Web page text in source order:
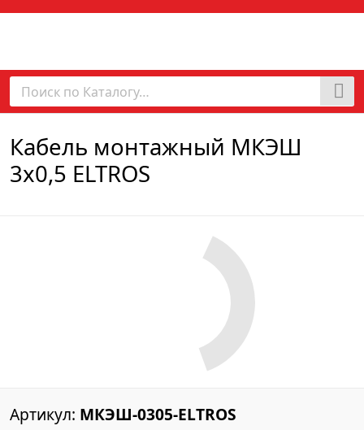
Кабель монтажный МКЭШ
3х0,5 ELTROS
Артикул: МКЭШ-0305-ELTROS